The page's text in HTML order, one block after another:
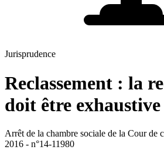
Jurisprudence
Reclassement : la
doit être exhaustive
Arrêt de la chambre sociale de la Cour de
2016 - n°14-11980